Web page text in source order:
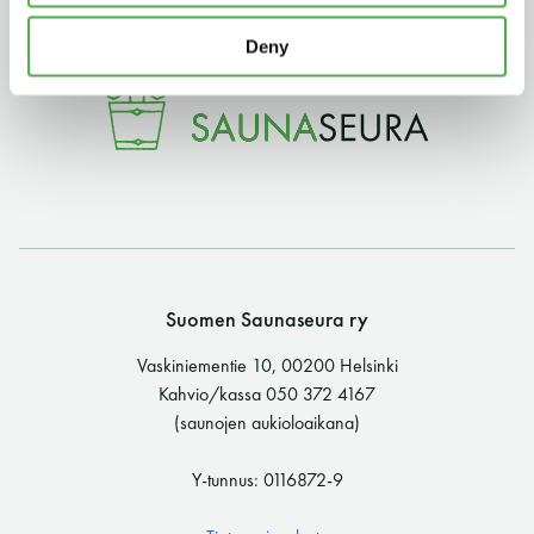
Deny
3kk kortti - M / N
275€ / 115€
Vuosikortti - M / N
695€ / 275€
Suomen Saunaseura ry
Kahvio/kassa 050 372 4167
Suomen Saunaseura ry
Vaskiniementie 10, 00200 Helsinki
Kahvio/kassa 050 372 4167
(saunojen aukioloaikana)
Y-tunnus: 0116872-9